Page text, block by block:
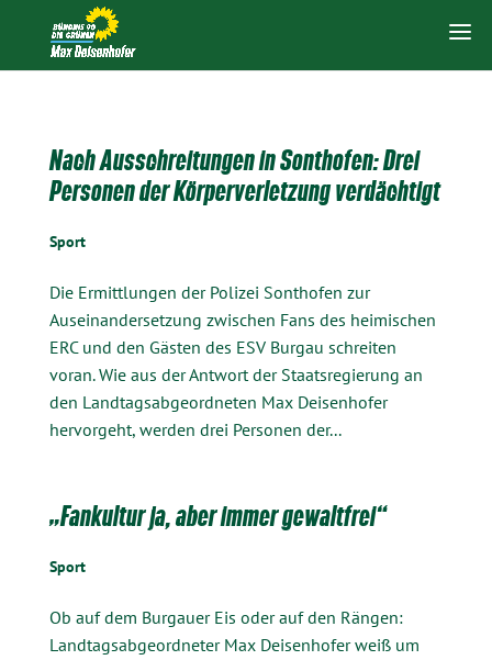
Nach Ausschreitungen in Sonthofen: Drei
Personen der Körperverletzung verdächtigt
Sport
Die Ermittlungen der Polizei Sonthofen zur
Auseinandersetzung zwischen Fans des heimischen
ERC und den Gästen des ESV Burgau schreiten
voran. Wie aus der Antwort der Staatsregierung an
den Landtagsabgeordneten Max Deisenhofer
hervorgeht, werden drei Personen der...
„Fankultur ja, aber immer gewaltfrei“
Sport
Ob auf dem Burgauer Eis oder auf den Rängen:
Landtagsabgeordneter Max Deisenhofer weiß um